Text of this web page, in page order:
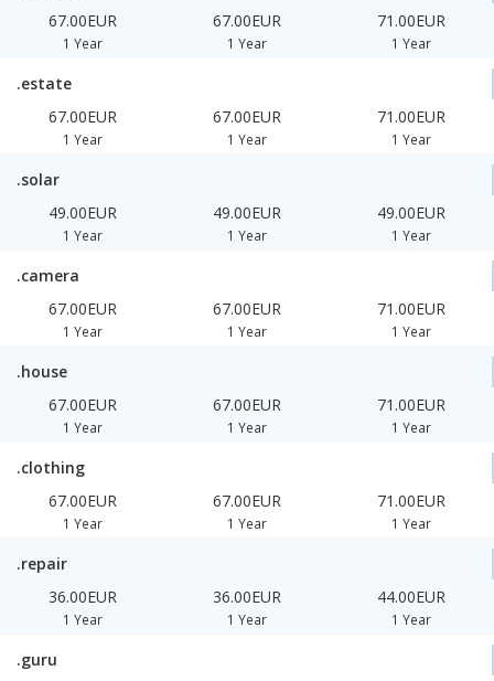
67.00EUR
1 Year
67.00EUR
1 Year
71.00EUR
1 Year
.estate
67.00EUR
1 Year
67.00EUR
1 Year
71.00EUR
1 Year
.solar
49.00EUR
1 Year
49.00EUR
1 Year
49.00EUR
1 Year
.camera
67.00EUR
1 Year
67.00EUR
1 Year
71.00EUR
1 Year
.house
67.00EUR
1 Year
67.00EUR
1 Year
71.00EUR
1 Year
.clothing
67.00EUR
1 Year
67.00EUR
1 Year
71.00EUR
1 Year
.repair
36.00EUR
1 Year
36.00EUR
1 Year
44.00EUR
1 Year
.guru